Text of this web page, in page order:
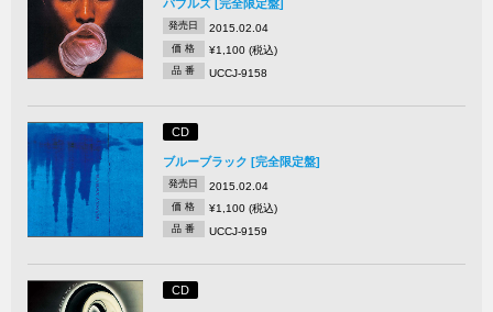
バブルズ [完全限定盤]
発売日 2015.02.04
価 格 ¥1,100 (税込)
品 番 UCCJ-9158
CD
ブルーブラック [完全限定盤]
発売日 2015.02.04
価 格 ¥1,100 (税込)
品 番 UCCJ-9159
CD